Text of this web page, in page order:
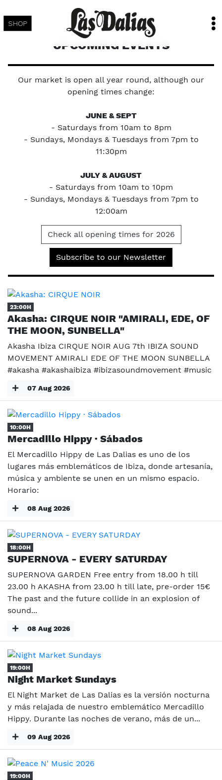
SHOP
UPCOMING EVENTS
Our market is open all year round, although our
opening times change:
JUNE & SEPT
- Saturdays from 10am to 8pm
- Sundays, Mondays & Tuesdays from 7pm to
11:30pm
JULY & AUGUST
- Saturdays from 10am to 10pm
- Sundays, Mondays & Tuesdays from 7pm to
12:00am
Check all opening times for 2026
Subscribe to our Newsletter
23:00H
Akasha: CIRQUE NOIR "AMIRALI, EDE, OF
THE MOON, SUNBELLA"
Akasha Ibiza CIRQUE NOIR AUG 7th IBIZA SOUND
MOVEMENT AMIRALI EDE OF THE MOON SUNBELLA
#akasha #akashaibiza #ibizasoundmovement #music
07 Aug 2026
10:00H
Mercadillo Hippy · Sábados
El Mercadillo Hippy de Las Dalias es uno de los
lugares más emblemáticos de Ibiza, donde artesanía,
música y ambiente se unen en un mismo espacio.
Horario:
08 Aug 2026
18:00H
SUPERNOVA - EVERY SATURDAY
SUPERNOVA GARDEN Free entry from 18.00 h till
23.00 h AKASHA from 23.00 h till late, pre-order 15€
The past and the future collide in an explosion of
sound...
08 Aug 2026
19:00H
Night Market Sundays
El Night Market de Las Dalias es la versión nocturna
y más relajada de nuestro emblemático Mercadillo
Hippy. Durante las noches de verano, más de un...
09 Aug 2026
19:00H